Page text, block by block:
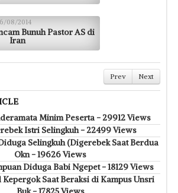
08/2014
Bunuh Pastor AS di
Iran
Prev Next
Minim Peserta - 29912 Views
Istri Selingkuh - 22499 Views
Selingkuh (Digerebek Saat Berdua
Okn - 19626 Views
Diduga Babi Ngepet - 18129 Views
Saat Beraksi di Kampus Unsri